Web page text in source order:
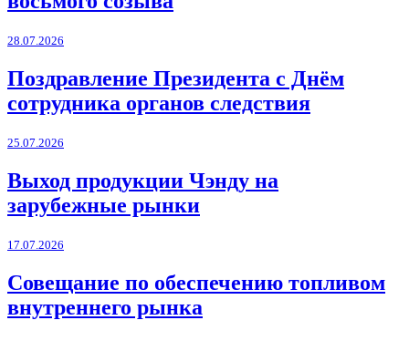
28.07.2026
Поздравление Президента с Днём
сотрудника органов следствия
25.07.2026
Выход продукции Чэнду на
зарубежные рынки
17.07.2026
Совещание по обеспечению топливом
внутреннего рынка